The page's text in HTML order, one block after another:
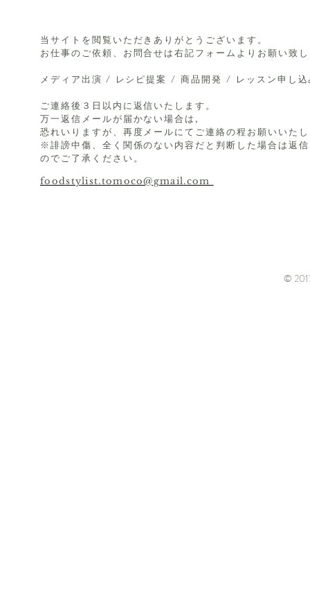
foodstylist.tomoco@gmail.com
当サイトを閲覧いただきありがとうございます。
お仕事のご依頼、お問合せは右記フォームよりお願い致
メディア出演 / レシピ提案 / 商品開発 / レッスン申し
ご連絡後３日以内に返信いたします。
万一返信メールが届かない場合は,
恐れいりますが、再度メールにてご連絡の程お願いいた
※誹謗中傷、全く関係のない内容だと判断した場合は返
のでご了承ください。
©